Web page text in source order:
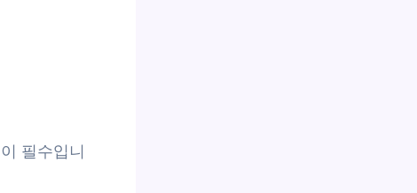
필수입니